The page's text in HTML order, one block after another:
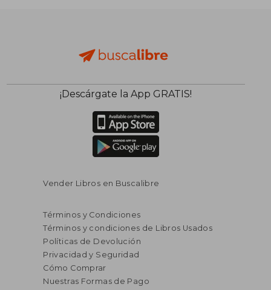
¡Descárgate la App GRATIS!
Vender Libros en Buscalibre
Términos y Condiciones
Términos y condiciones de Libros Usados
Políticas de Devolución
Privacidad y Seguridad
Cómo Comprar
Nuestras Formas de Pago